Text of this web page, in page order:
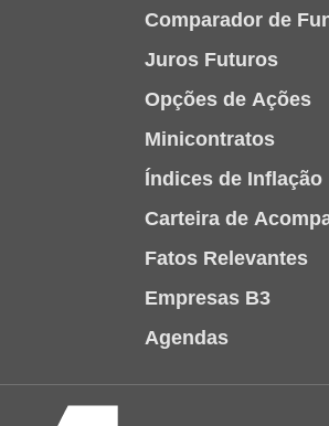
Comparador de
Juros Futuros
Opções de Ações
Minicontratos
Índices de Inflação
Carteira de
Fatos Relevantes
Empresas B3
Agendas